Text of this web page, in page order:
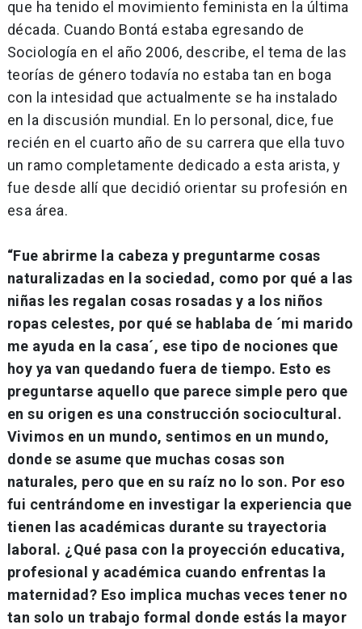
que ha tenido el movimiento feminista en la última
década. Cuando Bontá estaba egresando de
Sociología en el año 2006, describe, el tema de las
teorías de género todavía no estaba tan en boga
con la intesidad que actualmente se ha instalado
en la discusión mundial. En lo personal, dice, fue
recién en el cuarto año de su carrera que ella tuvo
un ramo completamente dedicado a esta arista, y
fue desde allí que decidió orientar su profesión en
esa área.
“Fue abrirme la cabeza y preguntarme cosas
naturalizadas en la sociedad, como por qué a las
niñas les regalan cosas rosadas y a los niños
ropas celestes, por qué se hablaba de ´mi marido
me ayuda en la casa´, ese tipo de nociones que
hoy ya van quedando fuera de tiempo. Esto es
preguntarse aquello que parece simple pero que
en su origen es una construcción sociocultural.
Vivimos en un mundo, sentimos en un mundo,
donde se asume que muchas cosas son
naturales, pero que en su raíz no lo son. Por eso
fui centrándome en investigar la experiencia que
tienen las académicas durante su trayectoria
laboral. ¿Qué pasa con la proyección educativa,
profesional y académica cuando enfrentas la
maternidad? Eso implica muchas veces tener no
tan solo un trabajo formal donde estás la mayor